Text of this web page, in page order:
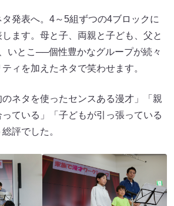
発表へ。4～5組ずつの4ブロックに
ます。母と子、両親と子ども、父と
いとこ──個性豊かなグループが続々
ィを加えたネタで笑わせます。
ネタを使ったセンスある漫才」「親
ている」「子どもが引っ張っている
評でした。